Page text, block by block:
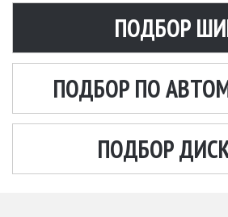
ПОДБОР
ПОДБОР ПО
ПОДБОР